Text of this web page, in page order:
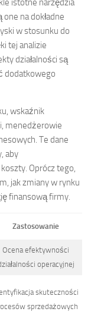
istotne narzędzia
na dokładne
w stosunku do
tej analizie
działalności są
dodatkowego
wskaźnik
menedżerowie
Te dane
aby
Oprócz tego,
jak zmiany w rynku
finansową firmy.
Zastosowanie
Ocena efektywności
operacyjnej
skuteczności
sprzedażowych